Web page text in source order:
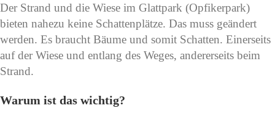
Der Strand und die Wiese im Glattpark (Opfikerpark)
bieten nahezu keine Schattenplätze. Das muss geändert
werden. Es braucht Bäume und somit Schatten. Einerseits
auf der Wiese und entlang des Weges, andererseits beim
Strand.
Warum ist das wichtig?